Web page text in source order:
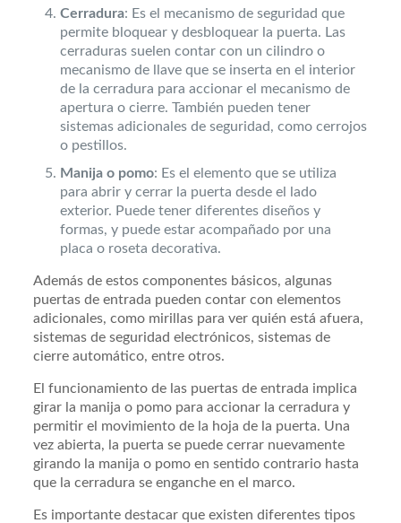
Cerradura: Es el mecanismo de seguridad que
permite bloquear y desbloquear la puerta. Las
cerraduras suelen contar con un cilindro o
mecanismo de llave que se inserta en el interior
de la cerradura para accionar el mecanismo de
apertura o cierre. También pueden tener
sistemas adicionales de seguridad, como cerrojos
o pestillos.
Manija o pomo: Es el elemento que se utiliza
para abrir y cerrar la puerta desde el lado
exterior. Puede tener diferentes diseños y
formas, y puede estar acompañado por una
placa o roseta decorativa.
Además de estos componentes básicos, algunas
puertas de entrada pueden contar con elementos
adicionales, como mirillas para ver quién está afuera,
sistemas de seguridad electrónicos, sistemas de
cierre automático, entre otros.
El funcionamiento de las puertas de entrada implica
girar la manija o pomo para accionar la cerradura y
permitir el movimiento de la hoja de la puerta. Una
vez abierta, la puerta se puede cerrar nuevamente
girando la manija o pomo en sentido contrario hasta
que la cerradura se enganche en el marco.
Es importante destacar que existen diferentes tipos